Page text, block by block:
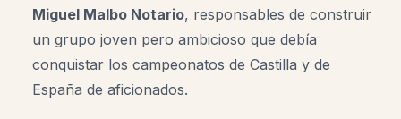
Miguel Malbo Notario, responsables de construir
un grupo joven pero ambicioso que debía
conquistar los campeonatos de Castilla y de
España de aficionados.